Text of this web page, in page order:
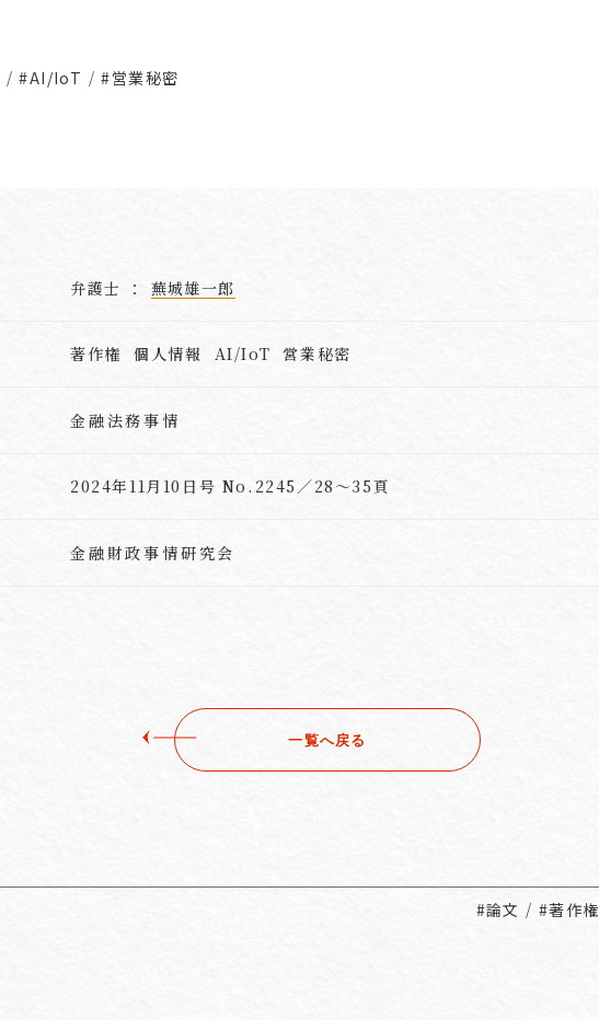
/#AI/IoT /#営業秘密
弁護士 ： 蕪城雄一郎
著作権 個人情報 AI/IoT 営業秘密
金融法務事情
2024年11月10日号 No.2245／28～35頁
金融財政事情研究会
一覧へ戻る
#論文 / #著作権